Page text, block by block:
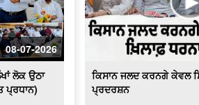
ਸ਼ਰਾਰਤੀ ਅਨਸਰਾਂ ਨੇ ਸਰਪੰਚ ਦੇ 21 ਖੇਤਾਂ ਦੀ
ਪਨੀਰੀ ਕੀਤੀ ਤਬਾਹ
ਪੈਨਸ਼ਨਰਜ਼ ਐਸੋਸੀਏਸ਼ਨ ਅਤੇ ਬਿਜਲੀ ਮੁਲਾਜ਼ਮ
ਪੰਜ ਤੱਤਾ ਚ ਵਿਲੀਨ ਹੋਇਆ ਗੋਪੀ ਨਿੱਝਰ, ਪਿਤਾ
08-07-2026
ਲੋਕ ਉਠਾ
ਪ੍ਰਧਾਨ)
ਕਿਸਾਨ ਜਲਦ ਕਰਨਗੇ ਕੇਵਲ
ਪ੍ਰਦਰਸ਼ਨ